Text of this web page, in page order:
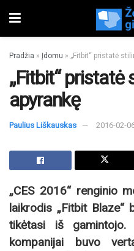
Pradžia » Įdomu » „Fitbit“ pristatė
„Fitbit“ pristatė
apyrankę
Paulius Liškauskas 2016-02-
„CES 2016“ renginio
laikrodis „Fitbit Blaze“
tikėtasi iš gamintojo.
kompanijai buvo